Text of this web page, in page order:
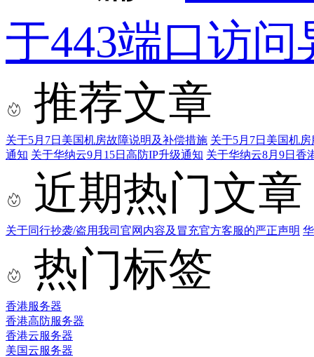
于443端口访
推荐文章
关于5月7日美国机房故障说明及补偿措施 关于5月7日美国机
通知 关于华纳云9月15日高防IP升级通知 关于华纳云8月9日香
近期热门文章
关于同行抄袭/盗用我司官网内容及冒充官方客服的严正声明
热门标签
香港服务器
香港高防服务器
香港云服务器
美国云服务器